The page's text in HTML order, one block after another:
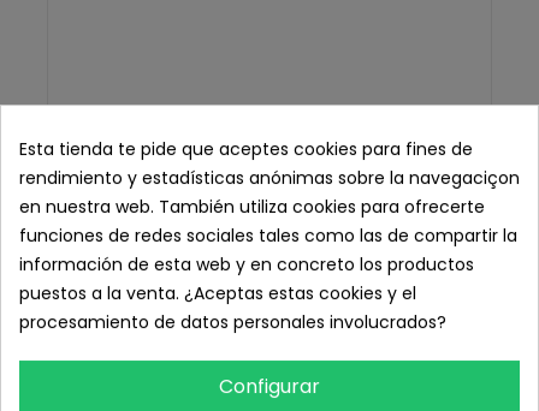
Esta tienda te pide que aceptes cookies para fines de
rendimiento y estadísticas anónimas sobre la navegaciçon
en nuestra web. También utiliza cookies para ofrecerte
funciones de redes sociales tales como las de compartir la
información de esta web y en concreto los productos
puestos a la venta. ¿Aceptas estas cookies y el
procesamiento de datos personales involucrados?
Configurar